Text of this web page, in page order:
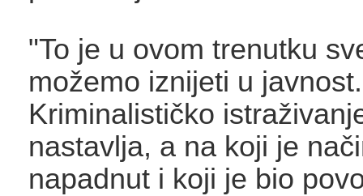
"To je u ovom trenutku
možemo iznijeti u javnost.
Kriminalističko
nastavlja, a na koji je
napadnut i koji je bio